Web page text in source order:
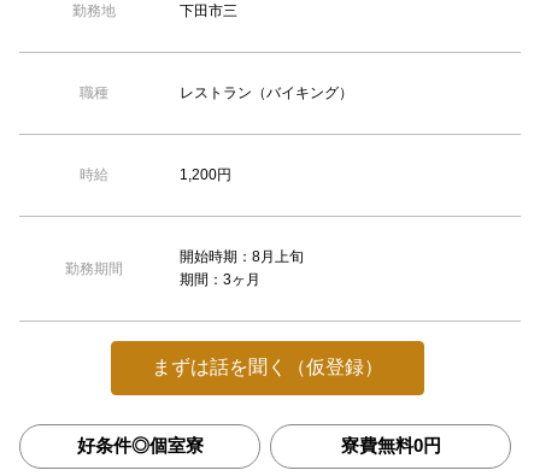
勤務地 下田市三
職種 レストラン（バイキング）
時給 1,200円
勤務期間
開始時期：8月上旬
期間：3ヶ月
まずは話を聞く（仮登録）
好条件◎個室寮 寮費無料0円